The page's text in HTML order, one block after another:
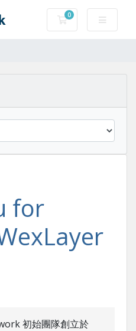
0
購物車
for
初始團隊創立於